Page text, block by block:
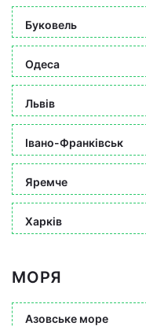
Буковель
Одеса
Львів
Івано-Франківськ
Яремче
Харків
МОРЯ
Азовське море